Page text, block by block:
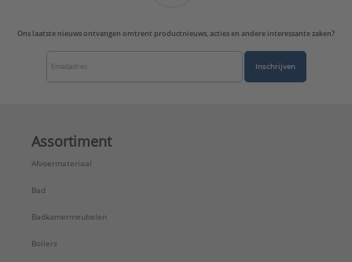
Ons laatste nieuws ontvangen omtrent productnieuws, acties en andere interessante zaken?
Inschrijven
Assortiment
Afvoermateriaal
Bad
Badkamermeubelen
Boilers